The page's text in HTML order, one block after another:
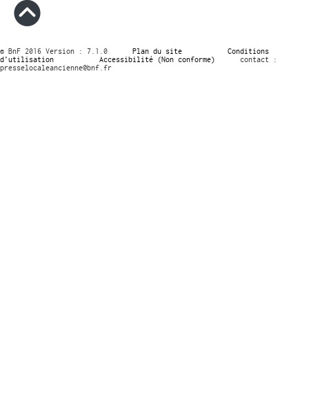
© BnF 2016 Version : 7.1.0 Plan du site
Conditions
d’utilisation
Accessibilité (Non conforme)
contact :
presselocaleancienne@bnf.fr